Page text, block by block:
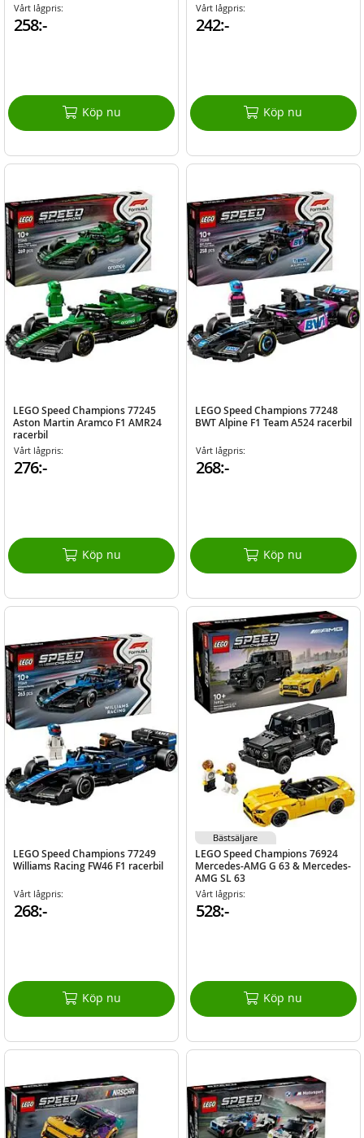
Vårt lågpris:
258:-
Köp nu
Vårt lågpris:
242:-
Köp nu
LEGO Speed Champions 77245
Aston Martin Aramco F1 AMR24
racerbil
Vårt lågpris:
276:-
Köp nu
LEGO Speed Champions 77248
BWT Alpine F1 Team A524 racerbil
Vårt lågpris:
268:-
Köp nu
LEGO Speed Champions 77249
Williams Racing FW46 F1 racerbil
Vårt lågpris:
268:-
Köp nu
LEGO Speed Champions 76924
Mercedes-AMG G 63 & Mercedes-
AMG SL 63
Vårt lågpris:
528:-
Köp nu
Bästsäljare